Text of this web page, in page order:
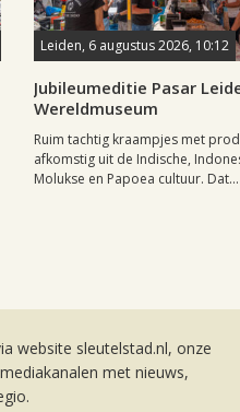
Leiden, 6 augustus 2026, 10:12
Jubileumeditie Pasar
Wereldmuseum
Ruim tachtig kraampjes met
afkomstig uit de Indische,
Molukse en Papoea cultuur. Dat...
website sleutelstad.nl, onze
met nieuws,